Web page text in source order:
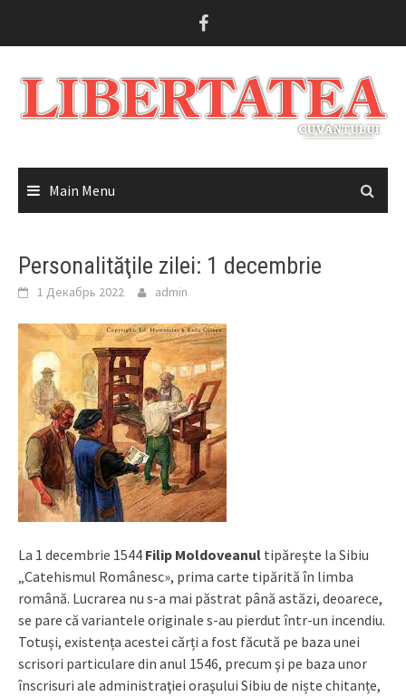
Main Menu
Personalităţile zilei: 1 decembrie
1 Декабрь 2022 admin
La 1 decembrie 1544 Filip Moldoveanul tipăreşte la Sibiu
„Catehismul Românesc», prima carte tipărită în limba
română. Lucrarea nu s-a mai păstrat până astăzi, deoarece,
se pare că variantele originale s-au pierdut într-un incendiu.
Totuși, existența acestei cărți a fost făcută pe baza unei
scrisori particulare din anul 1546, precum şi pe baza unor
înscrisuri ale administraţiei oraşului Sibiu de niște chitanțe,